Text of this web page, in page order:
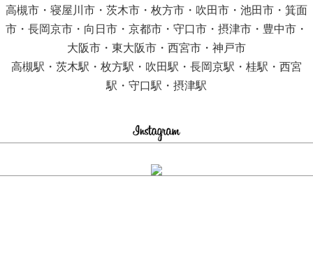
高槻市・寝屋川市・茨木市・枚方市・吹田市・池田市・箕面
市・長岡京市・向日市・京都市・守口市・摂津市・豊中市・
大阪市・東大阪市・西宮市・神戸市
高槻駅・茨木駅・枚方駅・吹田駅・長岡京駅・桂駅・西宮
駅・守口駅・摂津駅